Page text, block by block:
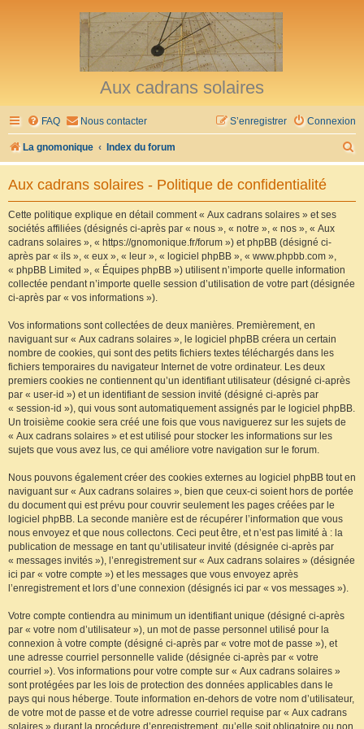
Aux cadrans solaires
FAQ Nous contacter Connexion
S’enregistrer
La gnomonique Index du forum
e
Aux cadrans solaires - Politique de confidentialité
Cette politique explique en détail comment « Aux cadrans solaires » et ses
sociétés affiliées (désignés ci-après par « nous », « notre », « nos », « Aux
cadrans solaires », « https://gnomonique.fr/forum ») et phpBB (désigné ci-
après par « ils », « eux », « leur », « logiciel phpBB », « www.phpbb.com »,
« phpBB Limited », « Équipes phpBB ») utilisent n’importe quelle information
collectée pendant n’importe quelle session d’utilisation de votre part (désignée
ci-après par « vos informations »).
Vos informations sont collectées de deux manières. Premièrement, en
naviguant sur « Aux cadrans solaires », le logiciel phpBB créera un certain
nombre de cookies, qui sont des petits fichiers textes téléchargés dans les
fichiers temporaires du navigateur Internet de votre ordinateur. Les deux
premiers cookies ne contiennent qu’un identifiant utilisateur (désigné ci-après
par « user-id ») et un identifiant de session invité (désigné ci-après par
« session-id »), qui vous sont automatiquement assignés par le logiciel phpBB.
Un troisième cookie sera créé une fois que vous naviguerez sur les sujets de
« Aux cadrans solaires » et est utilisé pour stocker les informations sur les
sujets que vous avez lus, ce qui améliore votre navigation sur le forum.
Nous pouvons également créer des cookies externes au logiciel phpBB tout en
naviguant sur « Aux cadrans solaires », bien que ceux-ci soient hors de portée
du document qui est prévu pour couvrir seulement les pages créées par le
logiciel phpBB. La seconde manière est de récupérer l’information que vous
nous envoyez et que nous collectons. Ceci peut être, et n’est pas limité à : la
publication de message en tant qu’utilisateur invité (désignée ci-après par
« messages invités »), l’enregistrement sur « Aux cadrans solaires » (désignée
ici par « votre compte ») et les messages que vous envoyez après
l’enregistrement et lors d’une connexion (désignés ici par « vos messages »).
Votre compte contiendra au minimum un identifiant unique (désigné ci-après
par « votre nom d’utilisateur »), un mot de passe personnel utilisé pour la
connexion à votre compte (désigné ci-après par « votre mot de passe »), et
une adresse courriel personnelle valide (désignée ci-après par « votre
courriel »). Vos informations pour votre compte sur « Aux cadrans solaires »
sont protégées par les lois de protection des données applicables dans le
pays qui nous héberge. Toute information en-dehors de votre nom d’utilisateur,
de votre mot de passe et de votre adresse courriel requise par « Aux cadrans